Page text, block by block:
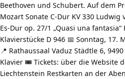
Beethoven und Schubert. Auf dem
Mozart Sonate C-Dur KV 330 Ludwig
Es-Dur op. 27/1 „Quasi una
Klavierstücke D 946 📅 Sonntag, 17.
📍 Rathaussaal Vaduz Städtle 6,
Klavier 🎟️ Tickets: über die Website
Liechtenstein Restkarten an der